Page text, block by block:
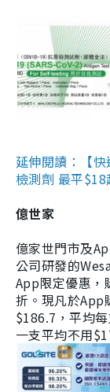
延伸閱讀：【
檢測劑 最平
億世家
億家世門市及
公司研發的
App限定優惠，
折。現凡於
$186.7，平均
一支平均不用